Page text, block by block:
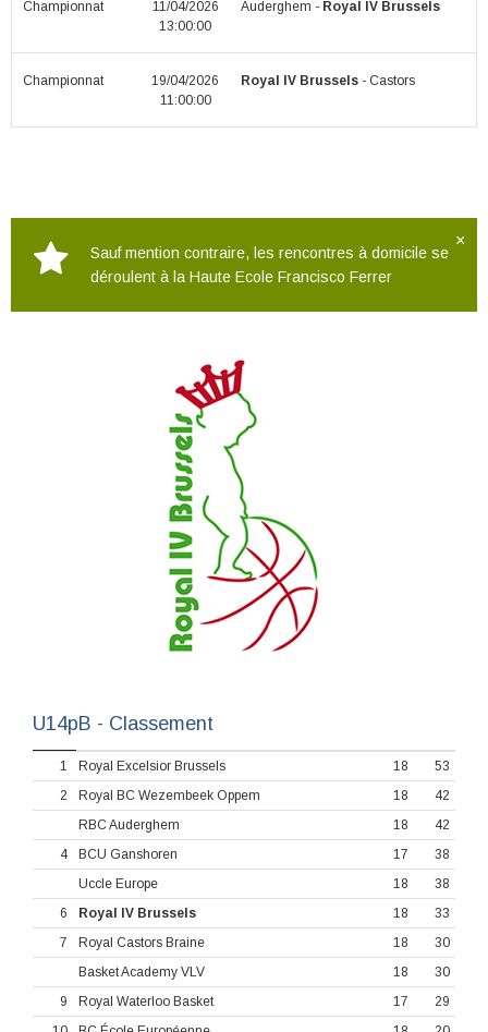
Championnat
11/04/2026
13:00:00
Auderghem - Royal IV Brussels
Championnat
19/04/2026
11:00:00
Royal IV Brussels - Castors
×
Sauf mention contraire, les rencontres à domicile se
déroulent à la Haute Ecole Francisco Ferrer
U14pB - Classement
1 Royal Excelsior Brussels 18
53
2
Royal BC Wezembeek Oppem 18
42
RBC Auderghem
18
42
4
BCU Ganshoren 17
38
Uccle Europe
18
38
6
Royal IV Brussels 18
33
7
Royal Castors Braine 18
30
Basket Academy VLV
18
30
9
Royal Waterloo Basket 17
29